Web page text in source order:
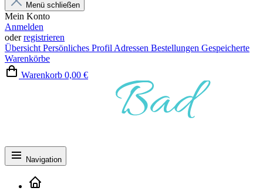
Menü schließen
Mein Konto
Anmelden
oderregistrieren
Übersicht Persönliches Profil Adressen Bestellungen Gespeicherte
Warenkörbe
Warenkorb 0,00 €
Navigation